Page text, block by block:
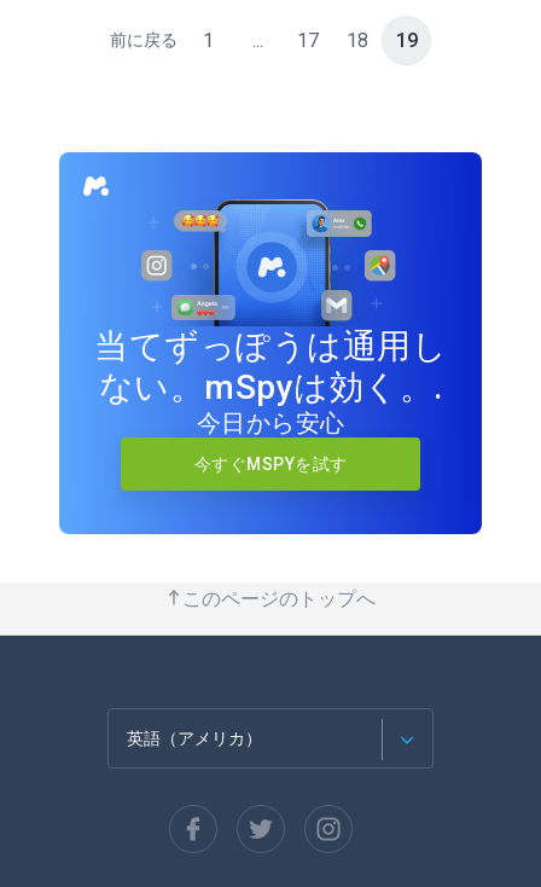
前に戻る 1 ... 17 18 19
当てずっぽうは通用し
ない。mSpyは効く。.
今日から安心
今すぐMSPYを試す
このページのトップへ
英語（アメリカ）
スペイン語